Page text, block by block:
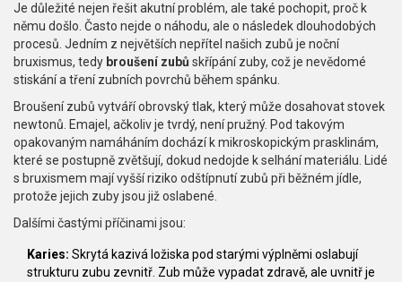
Je důležité nejen řešit akutní problém, ale také pochopit, proč k
němu došlo. Často nejde o náhodu, ale o následek dlouhodobých
procesů. Jedním z největších nepřítel našich zubů je noční
bruxismus, tedy broušení zubů skřípání zuby, což je nevědomé
stiskání a tření zubních povrchů během spánku.
Broušení zubů vytváří obrovský tlak, který může dosahovat stovek
newtonů. Emajel, ačkoliv je tvrdý, není pružný. Pod takovým
opakovaným namáháním dochází k mikroskopickým prasklinám,
které se postupně zvětšují, dokud nedojde k selhání materiálu. Lidé
s bruxismem mají vyšší riziko odštípnutí zubů při běžném jídle,
protože jejich zuby jsou již oslabené.
Dalšími častými příčinami jsou:
Karies: Skrytá kazivá ložiska pod starými výplněmi oslabují
strukturu zubu zevnitř. Zub může vypadat zdravě, ale uvnitř je